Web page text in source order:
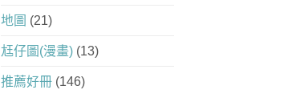
地圖 (21)
尪仔圖(漫畫)(13)
推薦好冊(146)